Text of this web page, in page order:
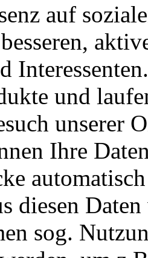
auf
und
unserer
Ihre
diesen
sog.